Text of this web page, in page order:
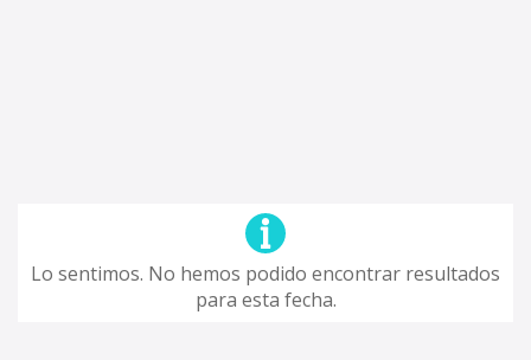
Lo sentimos. No hemos podido encontrar resultados
para esta fecha.